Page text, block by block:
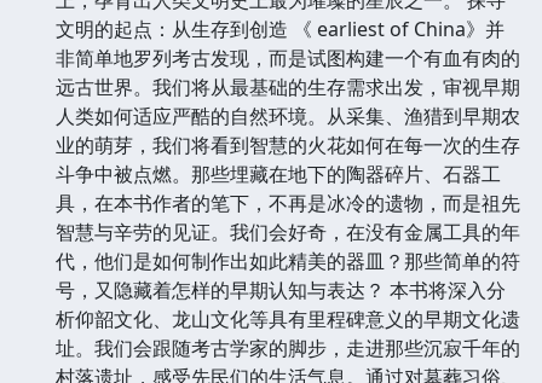
文明的起点：从生存到创造 《 earliest of China》并
非简单地罗列考古发现，而是试图构建一个有血有肉的
远古世界。我们将从最基础的生存需求出发，审视早期
人类如何适应严酷的自然环境。从采集、渔猎到早期农
业的萌芽，我们将看到智慧的火花如何在每一次的生存
斗争中被点燃。那些埋藏在地下的陶器碎片、石器工
具，在本书作者的笔下，不再是冰冷的遗物，而是祖先
智慧与辛劳的见证。我们会好奇，在没有金属工具的年
代，他们是如何制作出如此精美的器皿？那些简单的符
号，又隐藏着怎样的早期认知与表达？ 本书将深入分
析仰韶文化、龙山文化等具有里程碑意义的早期文化遗
址。我们会跟随考古学家的脚步，走进那些沉寂千年的
村落遗址，感受先民们的生活气息。通过对墓葬习俗、